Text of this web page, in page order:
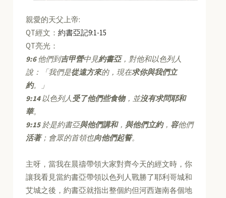
親愛的天父上帝:
QT經文：約書亞記9:1-15
QT亮光：
9:6他們到吉甲營中見約書亞，對他和以色列人
說：「我們是從遠方來的，現在求你與我們立
約。」
9:14以色列人 受了他們些食物，並沒有求問耶和
華。
9:15於是約書亞與他們講和， 與他們立約， 容他們
活著；會眾的首領也向他們起誓。
主呀，當我在晨禱帶領大家對齊今天的經文時，你
讓我看見當約書亞帶領以色列人戰勝了耶利哥城和
艾城之後，約書亞就指出整個約但河西迦南各個地